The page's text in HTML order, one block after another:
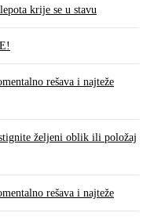
krije se u stavu
rešava i najteže
željeni oblik ili položaj
rešava i najteže